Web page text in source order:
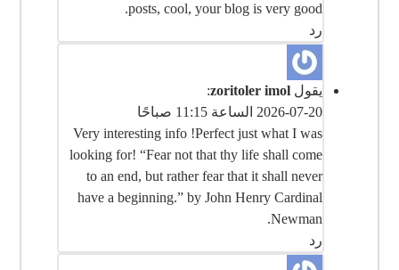
posts, cool, your blog is very good.
رد
يقول zoritoler imol
:
2026-07-20 الساعة 11:15 صباحًا
Very interesting info !Perfect just what I was
looking for! “Fear not that thy life shall come
to an end, but rather fear that it shall never
have a beginning.” by John Henry Cardinal
Newman.
رد